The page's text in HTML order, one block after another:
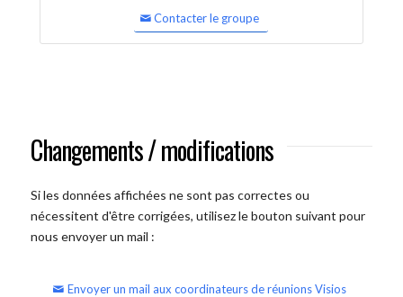
Contacter le groupe
Changements / modifications
Si les données affichées ne sont pas correctes ou
nécessitent d'être corrigées, utilisez le bouton suivant pour
nous envoyer un mail :
Envoyer un mail aux coordinateurs de réunions Visios